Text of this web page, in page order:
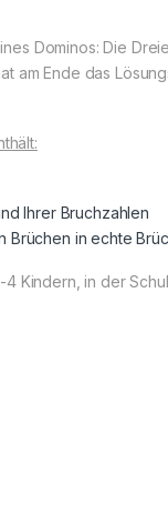
Dominos: Die
am Ende das
Ihrer Bruchzahlen
Brüchen in echte
Kindern, in der